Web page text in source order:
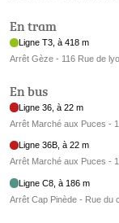
En tram
Ligne T3, à 418 m
Arrêt Gèze - 116 Rue de
En bus
Ligne 36, à 22 m
Arrêt Marché aux Puces -
Ligne 36B, à 22 m
Arrêt Marché aux Puces -
Ligne C8, à 186 m
Arrêt Cap Pinède - Rue du